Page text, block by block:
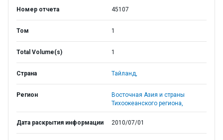
Номер отчета 45107
Том 1
Total Volume(s) 1
Страна Тайланд,
Регион
Восточная Азия и страны
Тихоокеанского региона,
Дата раскрытия информации 2010/07/01